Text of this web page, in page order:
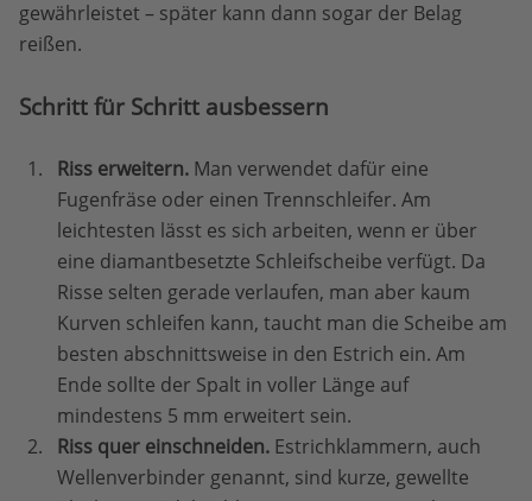
gewährleistet – später kann dann sogar der Belag
reißen.
Schritt für Schritt ausbessern
Riss erweitern. Man verwendet dafür eine
Fugenfräse oder einen Trennschleifer. Am
leichtesten lässt es sich arbeiten, wenn er über
eine diamantbesetzte Schleifscheibe verfügt. Da
Risse selten gerade verlaufen, man aber kaum
Kurven schleifen kann, taucht man die Scheibe am
besten abschnittsweise in den Estrich ein. Am
Ende sollte der Spalt in voller Länge auf
mindestens 5 mm erweitert sein.
Riss quer einschneiden. Estrichklammern, auch
Wellenverbinder genannt, sind kurze, gewellte